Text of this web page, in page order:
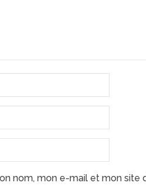
nom, mon e-mail et mon site